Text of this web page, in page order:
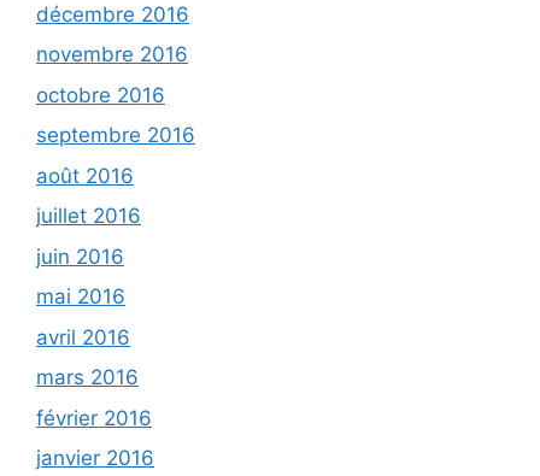
décembre 2016
novembre 2016
octobre 2016
septembre 2016
août 2016
juillet 2016
juin 2016
mai 2016
avril 2016
mars 2016
février 2016
janvier 2016